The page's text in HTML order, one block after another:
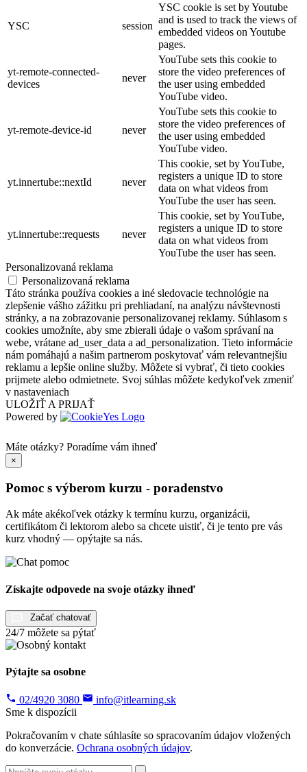
YSC session
YSC cookie is set by Youtube
and is used to track the views of
embedded videos on Youtube
pages.
yt-remote-connected-
devices
never
YouTube sets this cookie to
store the video preferences of
the user using embedded
YouTube video.
yt-remote-device-id never
YouTube sets this cookie to
store the video preferences of
the user using embedded
YouTube video.
yt.innertube::nextId never
This cookie, set by YouTube,
registers a unique ID to store
data on what videos from
YouTube the user has seen.
yt.innertube::requests never
This cookie, set by YouTube,
registers a unique ID to store
data on what videos from
YouTube the user has seen.
Personalizovaná reklama
Personalizovaná reklama
Táto stránka používa cookies a iné sledovacie technológie na
zlepšenie vášho zážitku pri prehliadaní, na analýzu návštevnosti
stránky, a na zobrazovanie personalizovanej reklamy. Súhlasom s
cookies umožníte, aby sme zbierali údaje o vašom správaní na
webe, vrátane ad_user_data a ad_personalization. Tieto informácie
nám pomáhajú a našim partnerom poskytovať vám relevantnejšiu
reklamu a lepšie online služby. Môžete si vybrať, či tieto cookies
prijmete alebo odmietnete. Svoj súhlas môžete kedykoľvek zmeniť
v nastaveniach
ULOŽIŤ A PRIJAŤ
Powered by
Máte otázky? Poradíme vám ihneď
×
Pomoc s výberom kurzu - poradenstvo
Ak máte akékoľvek otázky k termínu kurzu, organizácii,
certifikátom či lektorom alebo sa chcete uistiť, či je tento pre vás
kurz vhodný — opýtajte sa nás.
Získajte odpovede na svoje otázky ihneď
Začať chatovať
24/7 môžete sa pýtať
Pýtajte sa osobne
02/4920 3080
info@itlearning.sk
Sme k dispozícii
Pokračovaním v chate súhlasíte so spracovaním údajov vložených
do konverzácie. Ochrana osobných údajov.